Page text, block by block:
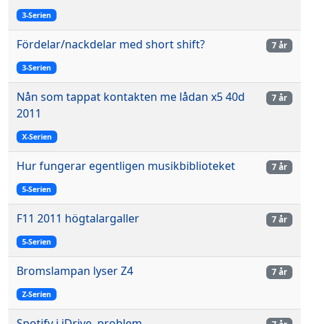
3-Serien
Fördelar/nackdelar med short shift?
3-Serien
7 år
Nån som tappat kontakten me lådan x5 40d
2011
X-Serien
7 år
Hur fungerar egentligen musikbiblioteket
5-Serien
7 år
F11 2011 högtalargaller
5-Serien
7 år
Bromslampan lyser Z4
Z-Serien
7 år